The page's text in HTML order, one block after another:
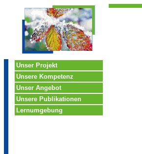
Unser Projekt
Unsere Kompetenz
Unser Angebot
Unsere Publikationen
Lernumgebung